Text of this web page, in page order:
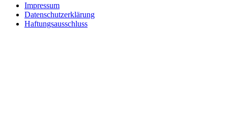
Impressum
Datenschutzerklärung
Haftungsausschluss